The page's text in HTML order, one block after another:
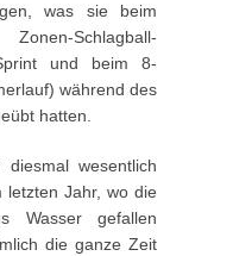
was sie beim
Schlagball-
und beim 8-
während des
hatten.
wesentlich
letzten Jahr, wo die
Wasser gefallen
die ganze Zeit